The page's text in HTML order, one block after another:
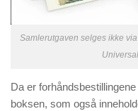
Samlerutgaven selges ikke
Da er
boksen, som også